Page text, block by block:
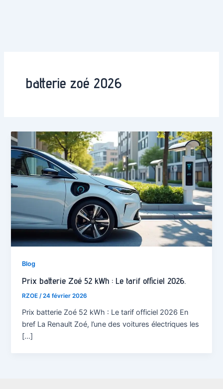
batterie zoé 2026
Blog
Prix batterie Zoé 52 kWh : Le tarif officiel 2026.
RZOE/24 février 2026
Prix batterie Zoé 52 kWh : Le tarif officiel 2026 En
bref La Renault Zoé, l’une des voitures électriques les
[…]